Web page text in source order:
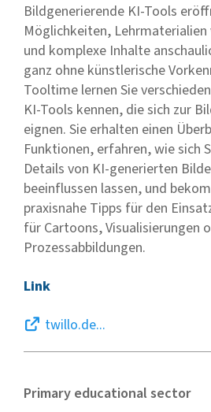
Bildgenerierende KI-Tools
Möglichkeiten, Lehrmaterialien
und komplexe Inhalte
ganz ohne künstlerische
Tooltime lernen Sie
KI-Tools kennen, die sich zur
eignen. Sie erhalten einen
Funktionen, erfahren, wie sich
Details von KI-generierten
beeinflussen lassen, und
praxisnahe Tipps für den
für Cartoons, Visualisierungen
Prozessabbildungen.
Link
twillo.de...
Primary educational sector